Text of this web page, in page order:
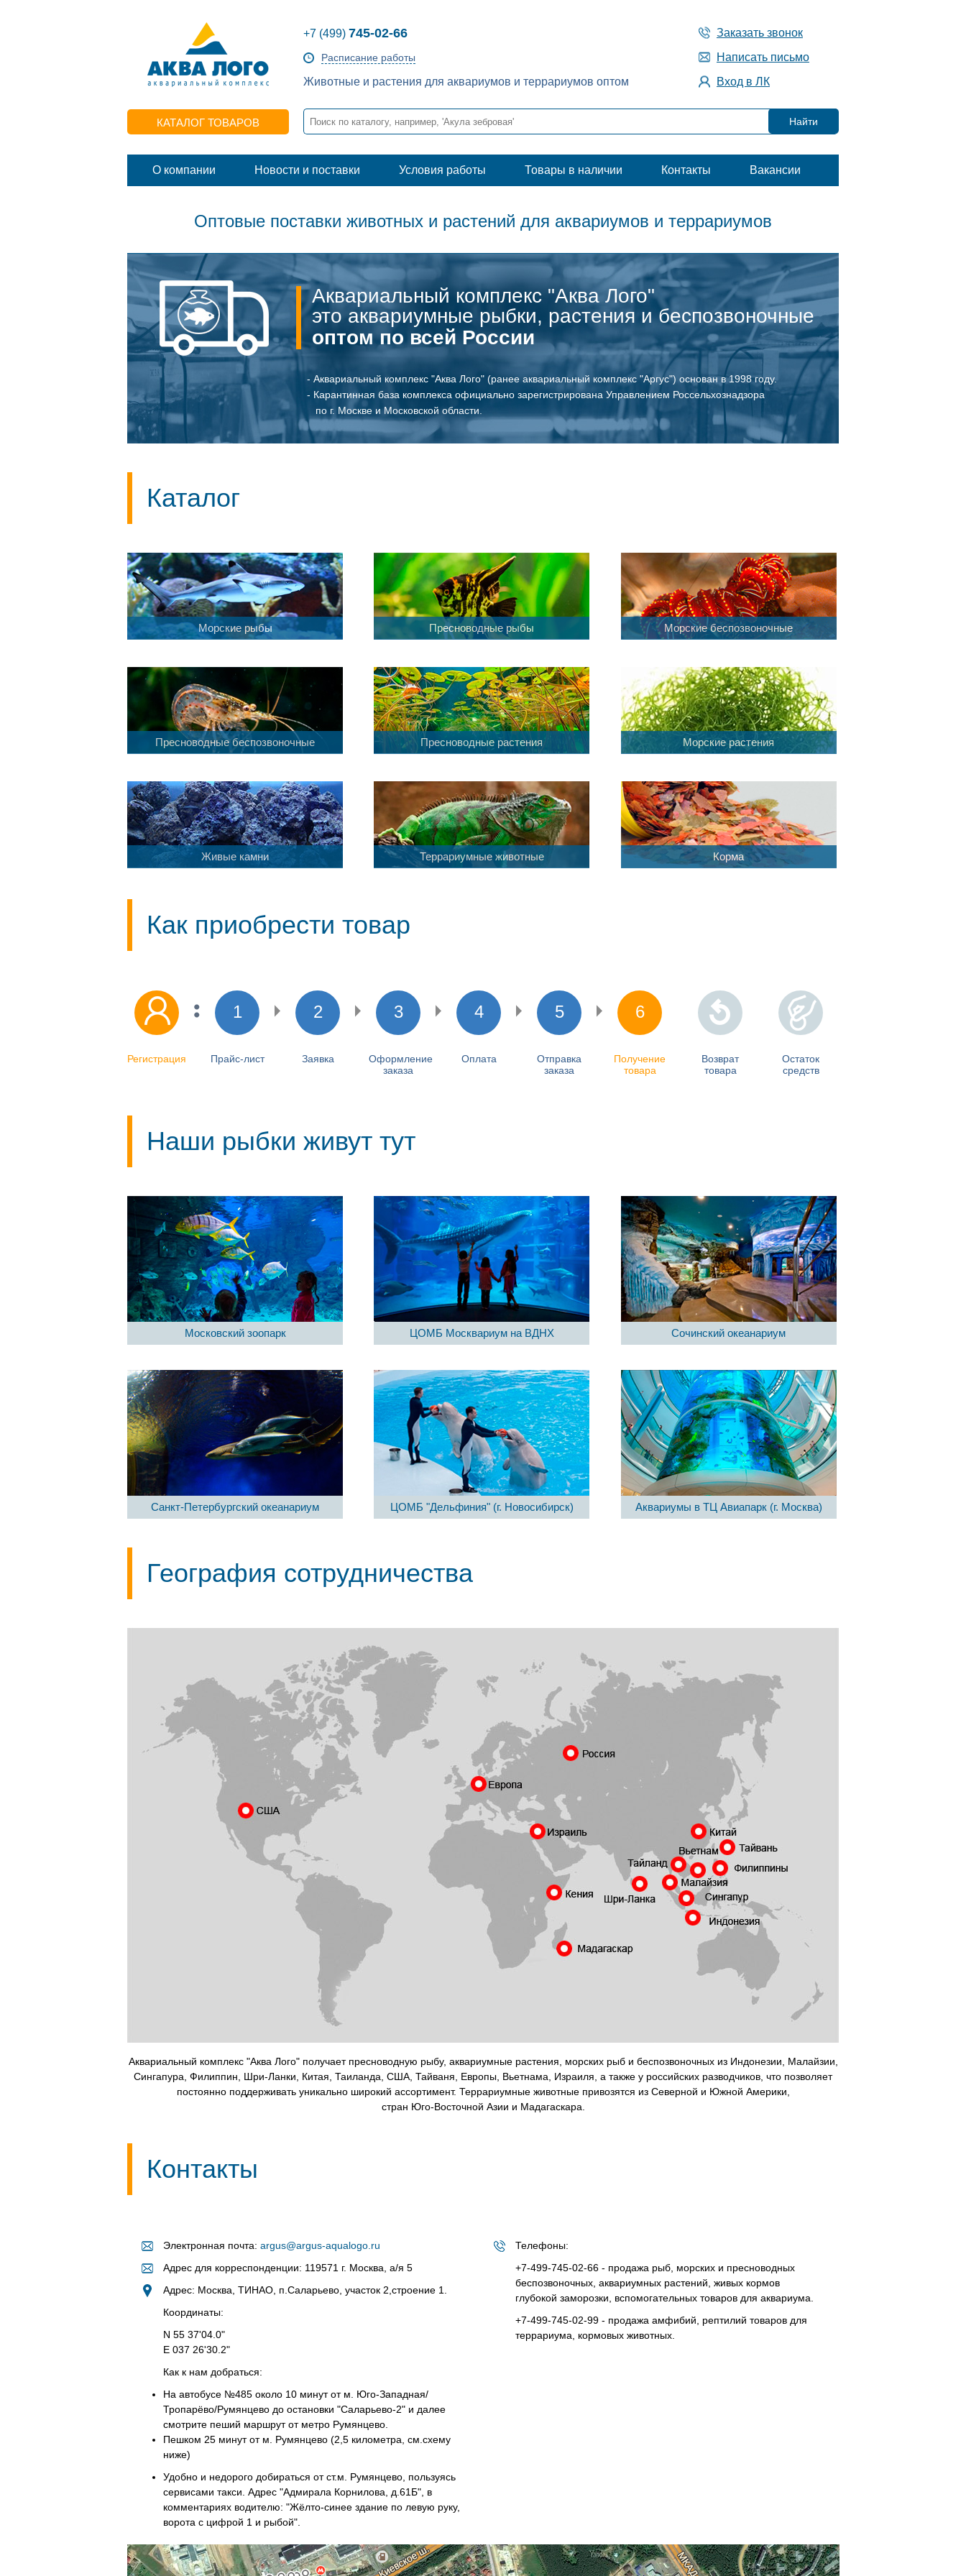
+7 (499) 745-02-66 Заказать звонок
Расписание работы
Написать письмо
Животные и растения для аквариумов и террариумов оптом
Вход в ЛК
КАТАЛОГ ТОВАРОВ
О компании Новости и поставки Условия работы Товары в наличии Контакты Вакансии
Оптовые поставки животных и растений для аквариумов и террариумов
Аквариальный комплекс "Аква Лого"
это аквариумные рыбки, растения и беспозвоночные
оптом по всей России
- Аквариальный комплекс "Аква Лого" (ранее аквариальный комплекс "Аргус") основан в 1998 году.
- Карантинная база комплекса официально зарегистрирована Управлением Россельхознадзора
по г. Москве и Московской области.
Каталог
Морские рыбы Пресноводные рыбы Морские беспозвоночные
Пресноводные беспозвоночные Пресноводные растения Морские растения
Живые камни Террариумные животные Корма
Как приобрести товар
1 2 3 4 5 6
Регистрация Прайс-лист Заявка
Оформление
заказа
Оплата
Отправка
заказа
Получение
товара
Возврат
товара
Остаток
средств
Наши рыбки живут тут
Московский зоопарк ЦОМБ Москвариум на ВДНХ Сочинский океанариум
Санкт-Петербургский океанариум ЦОМБ "Дельфиния" (г. Новосибирск) Аквариумы в ТЦ Авиапарк (г. Москва)
География сотрудничества
Аквариальный комплекс "Аква Лого" получает пресноводную рыбу, аквариумные растения, морских рыб и беспозвоночных из Индонезии, Малайзии,
Сингапура, Филиппин, Шри-Ланки, Китая, Таиланда, США, Тайваня, Европы, Вьетнама, Израиля, а также у российских разводчиков, что позволяет
постоянно поддерживать уникально широкий ассортимент. Террариумные животные привозятся из Северной и Южной Америки,
стран Юго-Восточной Азии и Мадагаскара.
Контакты
Электронная почта: argus@argus-aqualogo.ru
Адрес для корреспонденции: 119571 г. Москва, а/я 5
Адрес: Москва, ТИНАО, п.Саларьево, участок 2,строение 1.
Координаты:
N 55 37'04.0"
E 037 26'30.2"
Как к нам добраться:
На автобусе №485 около 10 минут от м. Юго-Западная/
Тропарёво/Румянцево до остановки "Саларьево-2" и далее
смотрите пеший маршрут от метро Румянцево.
Пешком 25 минут от м. Румянцево (2,5 километра, см.схему
ниже)
Удобно и недорого добираться от ст.м. Румянцево, пользуясь
сервисами такси. Адрес "Адмирала Корнилова, д.61Б", в
комментариях водителю: "Жёлто-синее здание по левую руку,
ворота с цифрой 1 и рыбой".
Телефоны:
+7-499-745-02-66 - продажа рыб, морских и пресноводных
беспозвоночных, аквариумных растений, живых кормов
глубокой заморозки, вспомогательных товаров для аквариума.
+7-499-745-02-99 - продажа амфибий, рептилий товаров для
террариума, кормовых животных.